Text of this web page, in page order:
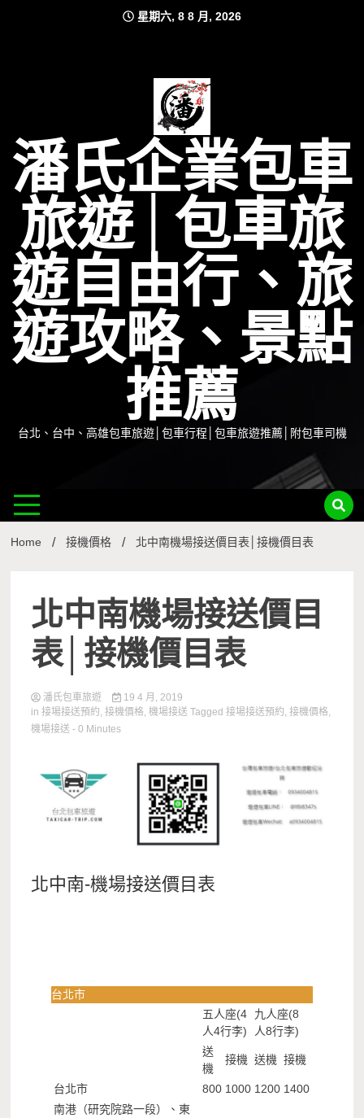
星期六, 8 8 月, 2026
潘氏企業包車
旅遊│包車旅
遊自由行、旅
遊攻略、景點
推薦
台北、台中、高雄包車旅遊│包車行程│包車旅遊推薦│附包車司機
Home 接機價格 北中南機場接送價目表│接機價目表
北中南機場接送價目
表│接機價目表
潘氏包車旅遊
19 4 月, 2019
in接場接送預約 ,接機價格,機場接送 Tagged接場接送預約 ,接機價格,
機場接送 - 0 Minutes
北中南-機場接送價目表
台北市
五人座(4
人4行李)
九人座(8
人8行李)
送
機
接機 送機 接機
台北市 800 1000 1200 1400
南港（研究院路一段）、東